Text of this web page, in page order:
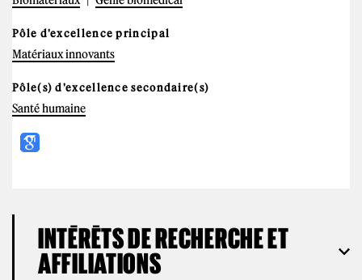
Pôle d'excellence principal
Matériaux innovants
Pôle(s) d'excellence secondaire(s)
Santé humaine
INTÉRÊTS DE RECHERCHE ET
AFFILIATIONS